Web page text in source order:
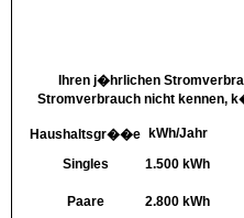
Ihren j�hrlichen
Stromverbrauch nicht kennen,
Haushaltsgr��e
kWh/Jahr
Singles
1.500 kWh
Paare 2.800 kWh